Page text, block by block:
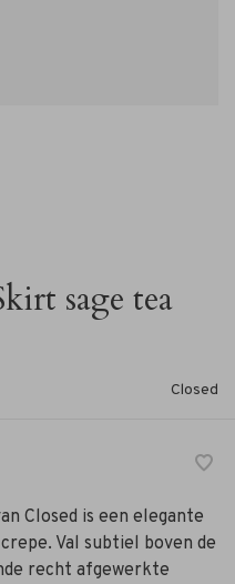
sage tea
Closed
Closed is een elegante
Val subtiel boven de
recht afgewerkte